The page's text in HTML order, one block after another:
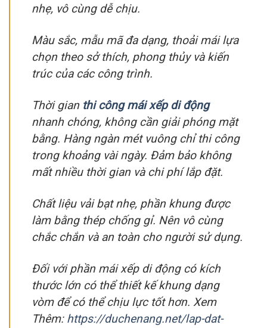
nhẹ, vô cùng dễ chịu.
Màu sắc, mẫu mã đa dạng, thoải mái lựa
chọn theo sở thích, phong thủy và kiến
trúc của các công trình.
Thời gian thi công mái xếp di động
nhanh chóng, không cần giải phóng mặt
bằng. Hàng ngàn mét vuông chỉ thi công
trong khoảng vài ngày. Đảm bảo không
mất nhiều thời gian và chi phí lắp đặt.
Chất liệu vải bạt nhẹ, phần khung được
làm bằng thép chống gỉ. Nên vô cùng
chắc chắn và an toàn cho người sử dụng.
Đối với phần mái xếp di động có kích
thước lớn có thể thiết kế khung dạng
vòm để có thể chịu lực tốt hơn. Xem
Thêm: https://duchenang.net/lap-dat-